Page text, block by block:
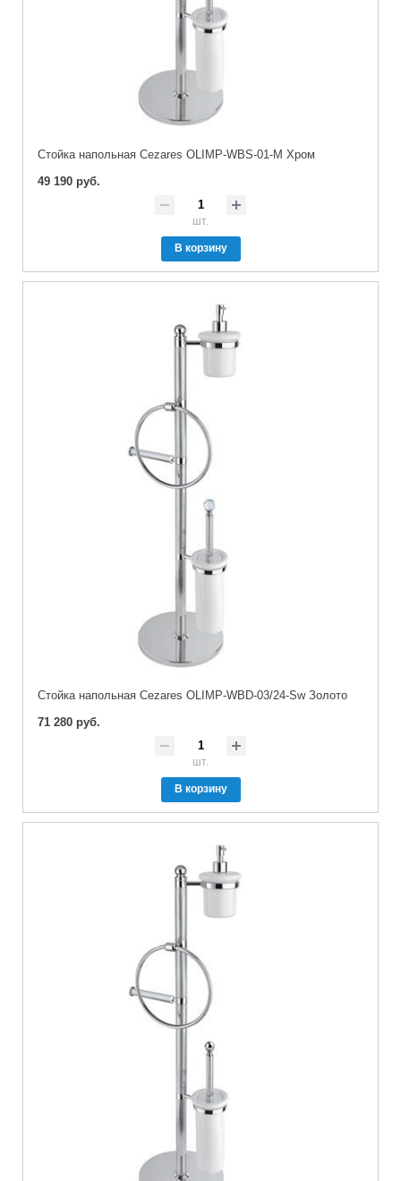
Стойка напольная Cezares OLIMP-WBS-01-M Хром
49 190 руб.
шт.
В корзину
Стойка напольная Cezares OLIMP-WBD-03/24-Sw Золото
71 280 руб.
шт.
В корзину